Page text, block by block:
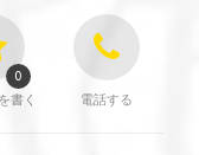
書く
0
電話する